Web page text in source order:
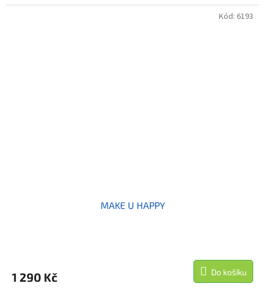
MAKE U HAPPY
1 290 Kč Do košíku
Kód: 6193